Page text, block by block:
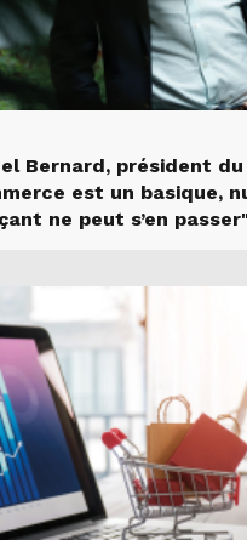
Bernard, président
est un basique,
ne peut s’en